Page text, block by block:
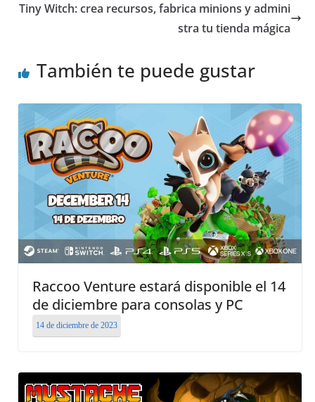
Tiny Witch: crea recursos, fabrica minions y admini
stra tu tienda mágica
También te puede gustar
Raccoo Venture estará disponible el 14
de diciembre para consolas y PC
14 de diciembre de 2023